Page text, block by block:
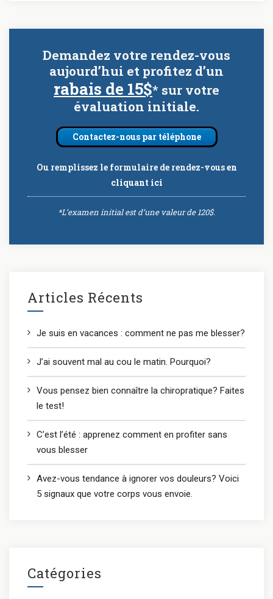
Demandez votre rendez-vous
aujourd’hui et profitez d’un
rabais de 15$* sur votre
évaluation initiale.
Contactez-nous par téléphone
Ou remplissez le formulaire de rendez-vousen
cliquant ici
*L’examen initial est d’une valeur de 120$.
Articles Récents
Je suis en vacances : comment ne pas me blesser?
J’ai souvent mal au cou le matin. Pourquoi?
Vous pensez bien connaître la chiropratique? Faites
le test!
C’est l’été : apprenez comment en profiter sans
vous blesser
Avez-vous tendance à ignorer vos douleurs? Voici
5 signaux que votre corps vous envoie.
Catégories